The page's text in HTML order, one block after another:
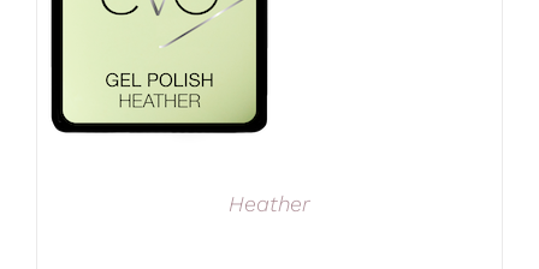
Heather